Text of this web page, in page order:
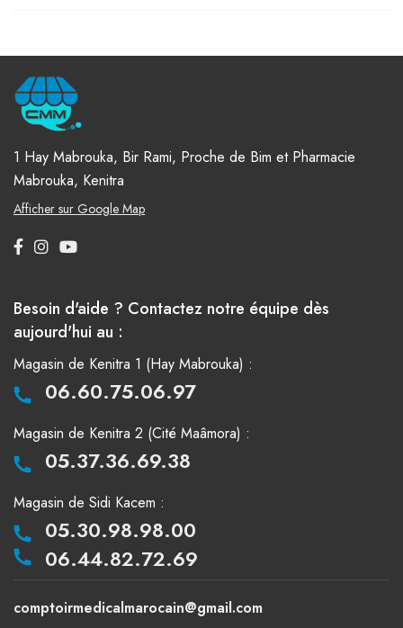
1 Hay Mabrouka, Bir Rami, Proche de Bim et Pharmacie
Mabrouka, Kenitra
Afficher sur Google Map
Besoin d'aide ? Contactez notre équipe dès
aujourd'hui au :
Magasin de Kenitra 1 (Hay Mabrouka) :
06.60.75.06.97
Magasin de Kenitra 2 (Cité Maâmora) :
05.37.36.69.38
Magasin de Sidi Kacem :
05.30.98.98.00
06.44.82.72.69
comptoirmedicalmarocain@gmail.com